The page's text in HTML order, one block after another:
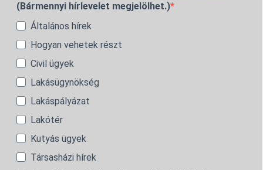
(Bármennyi hírlevelet megjelölhet.)
Általános hírek
Hogyan vehetek részt
Civil ügyek
Lakásügynökség
Lakáspályázat
Lakótér
Kutyás ügyek
Társasházi hírek